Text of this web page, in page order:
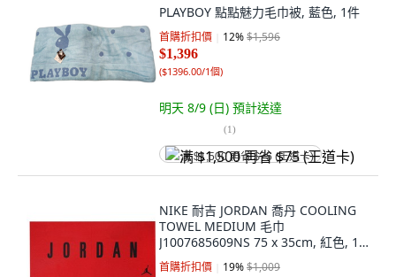
PLAYBOY 點點魅力毛巾被, 藍色, 1件
首購折扣價 12%$1,596
$1,396
($1396.00/1個)
明天 8/9 (日) 預計送達
(1)
满 $1,500 再省 $75 (王道卡)
NIKE 耐吉 JORDAN 喬丹 COOLING
TOWEL MEDIUM 毛巾
J1007685609NS 75 x 35cm, 紅色, 1
條
首購折扣價 19%$1,009